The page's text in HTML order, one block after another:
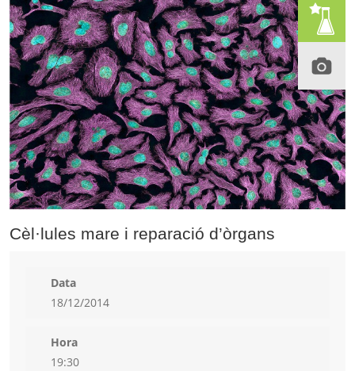
Cèl·lules mare i reparació d’òrgans
Data
18/12/2014
Hora
19:30